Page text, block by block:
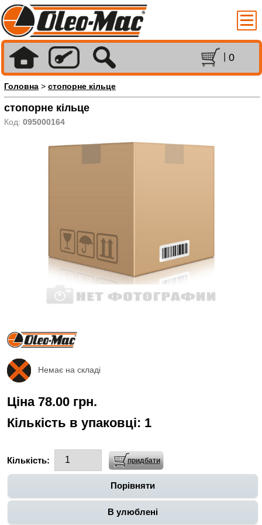
0
Головна > стопорне кільце
стопорне кільце
Код: 095000164
Немає на складі
Ціна 78.00 грн.
Кількість в упаковці: 1
Кількість:
Порівняти
В улюблені